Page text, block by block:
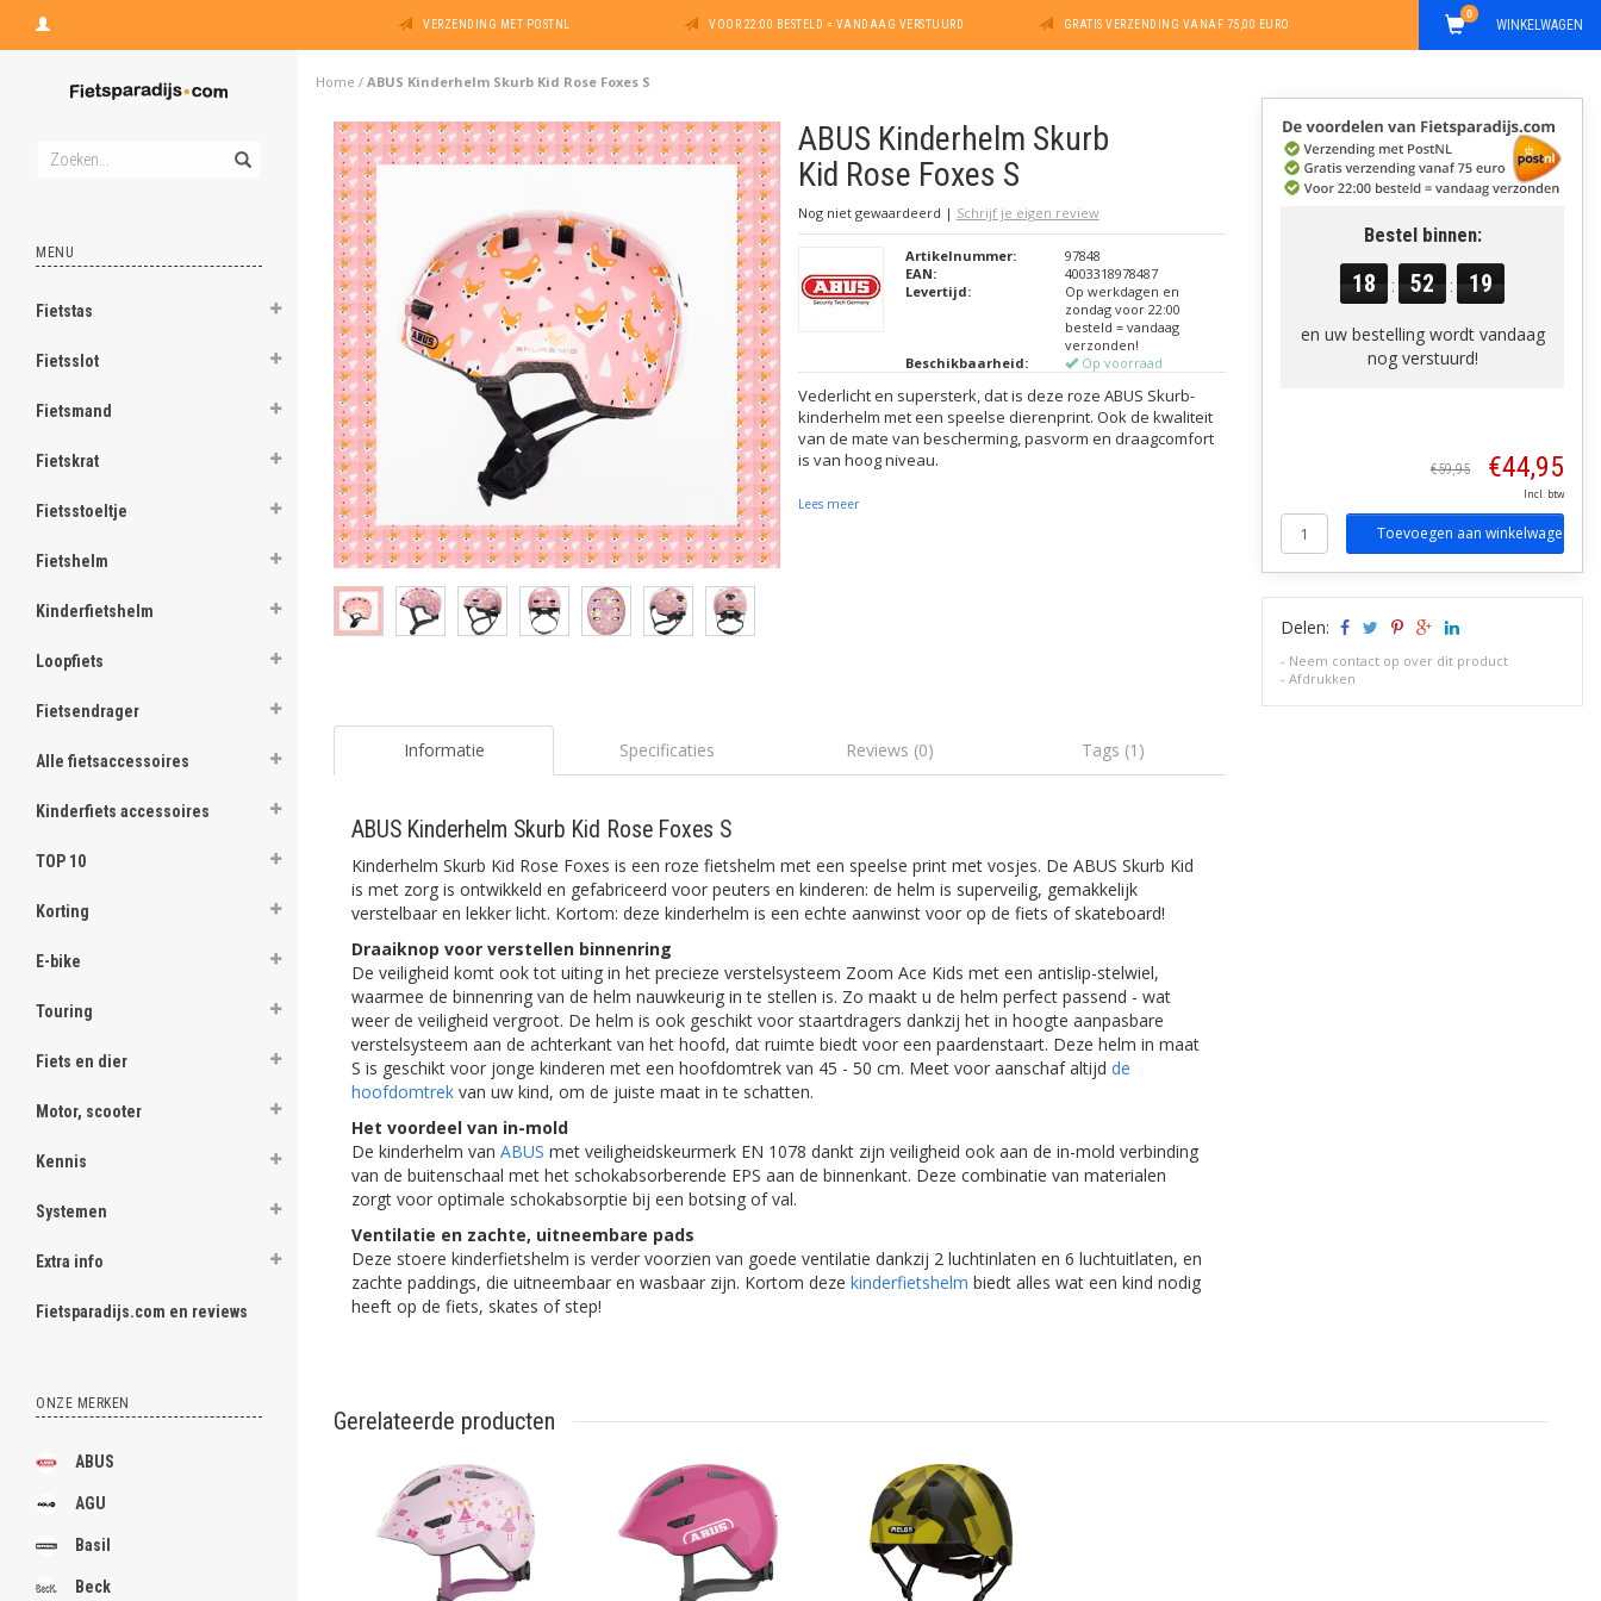
VERZENDING MET POSTNL VOOR 22:00 BESTELD = VANDAAG VERSTUURD GRATIS VERZENDING VANAF 75,00 EURO WINKELWAGEN
0
MENU
Fietstas
Fietsslot
Fietsmand
Fietskrat
Fietsstoeltje
Fietshelm
Kinderfietshelm
Loopfiets
Fietsendrager
Alle fietsaccessoires
Kinderfiets accessoires
TOP 10
Korting
E-bike
Touring
Fiets en dier
Motor, scooter
Kennis
Systemen
Extra info
Fietsparadijs.com en reviews
ONZE MERKEN
ABUS
AGU
Basil
Beck
Home / ABUS Kinderhelm Skurb Kid Rose Foxes S
ABUS Kinderhelm Skurb
Kid Rose Foxes S
Nog niet gewaardeerd | Schrijf je eigen review
Artikelnummer:
97848
EAN:
4003318978487
Levertijd:
Op werkdagen en
zondag voor 22:00
besteld = vandaag
verzonden!
Beschikbaarheid:
Op voorraad
Vederlicht en supersterk, dat is deze roze ABUS Skurb-
kinderhelm met een speelse dierenprint. Ook de kwaliteit
van de mate van bescherming, pasvorm en draagcomfort
is van hoog niveau.
Lees meer
Informatie Specificaties Reviews (0) Tags (1)
ABUS Kinderhelm Skurb Kid Rose Foxes S
Kinderhelm Skurb Kid Rose Foxes is een roze fietshelm met een speelse print met vosjes. De ABUS Skurb Kid
is met zorg is ontwikkeld en gefabriceerd voor peuters en kinderen: de helm is superveilig, gemakkelijk
verstelbaar en lekker licht. Kortom: deze kinderhelm is een echte aanwinst voor op de fiets of skateboard!
Draaiknop voor verstellen binnenring
De veiligheid komt ook tot uiting in het precieze verstelsysteem Zoom Ace Kids met een antislip-stelwiel,
waarmee de binnenring van de helm nauwkeurig in te stellen is. Zo maakt u de helm perfect passend - wat
weer de veiligheid vergroot. De helm is ook geschikt voor staartdragers dankzij het in hoogte aanpasbare
verstelsysteem aan de achterkant van het hoofd, dat ruimte biedt voor een paardenstaart. Deze helm in maat
S is geschikt voor jonge kinderen met een hoofdomtrek van 45 - 50 cm. Meet voor aanschaf altijd de
hoofdomtrek van uw kind, om de juiste maat in te schatten.
Het voordeel van in-mold
De kinderhelm van ABUS met veiligheidskeurmerk EN 1078 dankt zijn veiligheid ook aan de in-mold verbinding
van de buitenschaal met het schokabsorberende EPS aan de binnenkant. Deze combinatie van materialen
zorgt voor optimale schokabsorptie bij een botsing of val.
Ventilatie en zachte, uitneembare pads
Deze stoere kinderfietshelm is verder voorzien van goede ventilatie dankzij 2 luchtinlaten en 6 luchtuitlaten, en
zachte paddings, die uitneembaar en wasbaar zijn. Kortom deze kinderfietshelm biedt alles wat een kind nodig
heeft op de fiets, skates of step!
Bestel binnen:
18 : 52 : 19
en uw bestelling wordt vandaag
nog verstuurd!
€59,95 €44,95
Incl. btw
Toevoegen aan winkelwagen
Delen:
- Neem contact op over dit product
-Afdrukken
Gerelateerde producten